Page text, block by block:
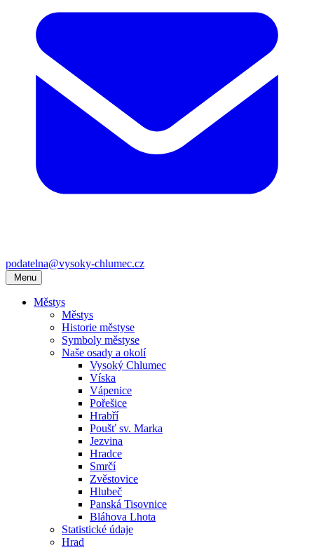
podatelna@vysoky-chlumec.cz
Menu
Městys
Městys
Historie městyse
Symboly městyse
Naše osady a okolí
Vysoký Chlumec
Víska
Vápenice
Pořešice
Hrabří
Poušť sv. Marka
Jezvina
Hradce
Smrčí
Zvěstovice
Hlubeč
Panská Tisovnice
Bláhova Lhota
Statistické údaje
Hrad